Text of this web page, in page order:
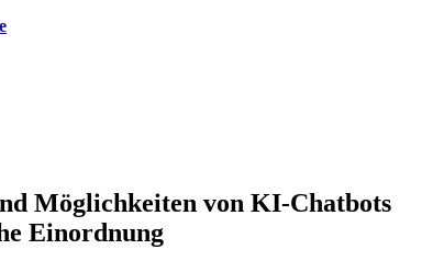
Möglichkeiten von KI-Chatbots
Einordnung